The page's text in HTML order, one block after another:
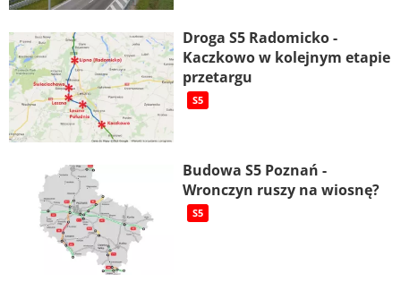
Droga S5 Radomicko -
Kaczkowo w kolejnym etapie
przetargu
S5
Budowa S5 Poznań -
Wronczyn ruszy na wiosnę?
S5